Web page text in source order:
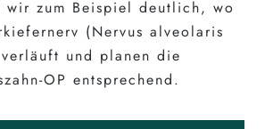
wir zum Beispiel deutlich, wo
(Nervus alveolaris
und planen die
OP entsprechend.